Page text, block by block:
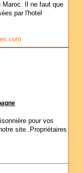
Maroc. Il ne faut que
par l'hotel
pour vos
site..Propriétaires